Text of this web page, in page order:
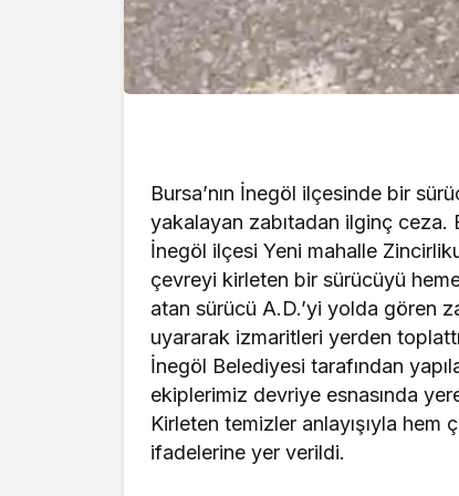
Bursa’nın İnegöl ilçesinde bir
yakalayan zabıtadan ilginç
İnegöl ilçesi Yeni mahalle
çevreyi kirleten bir sürücüyü
atan sürücü A.D.’yi yolda gören
uyararak izmaritleri yerden
İnegöl Belediyesi tarafından
ekiplerimiz devriye esnasında
Kirleten temizler anlayışıyla
ifadelerine yer verildi.